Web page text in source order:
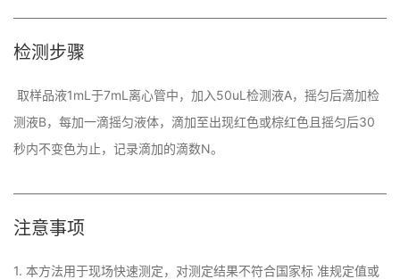
检测步骤
取样品液1mL于7mL离心管中，加入50uL检测液A，摇匀后滴加检
测液B，每加一滴摇匀液体，滴加至出现红色或棕红色且摇匀后30
秒内不变色为止，记录滴加的滴数N。
注意事项
1. 本方法用于现场快速测定，对测定结果不符合国家标 准规定值或